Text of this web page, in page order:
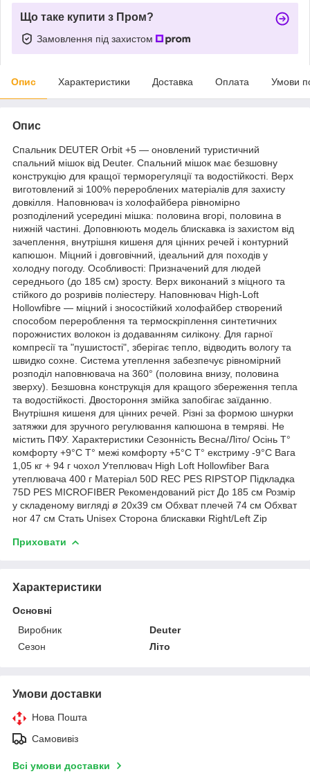
Що таке купити з Пром?
Замовлення під захистом
Опис Характеристики Доставка Оплата Умови
Опис
Спальник DEUTER Orbit +5 — оновлений туристичний
спальний мішок від Deuter. Спальний мішок має безшовну
конструкцію для кращої терморегуляції та водостійкості. Верх
виготовлений зі 100% перероблених матеріалів для захисту
довкілля. Наповнювач із холофайбера рівномірно
розподілений усередині мішка: половина вгорі, половина в
нижній частині. Доповнюють модель блискавка із захистом від
зачеплення, внутрішня кишеня для цінних речей і контурний
капюшон. Міцний і довговічний, ідеальний для походів у
холодну погоду. Особливості: Призначений для людей
середнього (до 185 см) зросту. Верх виконаний з міцного та
стійкого до розривів поліестеру. Наповнювач High-Loft
Hollowfibre — міцний і зносостійкий холофайбер створений
способом перероблення та термоскріплення синтетичних
порожнистих волокон із додаванням силікону. Для гарної
компресії та "пушистості", зберігає тепло, відводить вологу та
швидко сохне. Система утеплення забезпечує рівномірний
розподіл наповнювача на 360° (половина внизу, половина
зверху). Безшовна конструкція для кращого збереження тепла
та водостійкості. Двостороння змійка запобігає заїданню.
Внутрішня кишеня для цінних речей. Різні за формою шнурки
затяжки для зручного регулювання капюшона в темряві. Не
містить ПФУ. Характеристики Сезонність Весна/Літо/ Осінь Т°
комфорту +9°C Т° межі комфорту +5°C Т° екстриму -9°C Вага
1,05 кг + 94 г чохол Утеплювач High Loft Hollowfiber Вага
утеплювача 400 г Матеріал 50D REC PES RIPSTOP Підкладка
75D PES MICROFIBER Рекомендований ріст До 185 см Розмір
у складеному вигляді ø 20x39 см Обхват плечей 74 см Обхват
ног 47 см Стать Unisex Сторона блискавки Right/Left Zip
Приховати
Характеристики
Основні
Виробник
Deuter
Сезон
Літо
Умови доставки
Нова Пошта
Самовивіз
Всі умови доставки